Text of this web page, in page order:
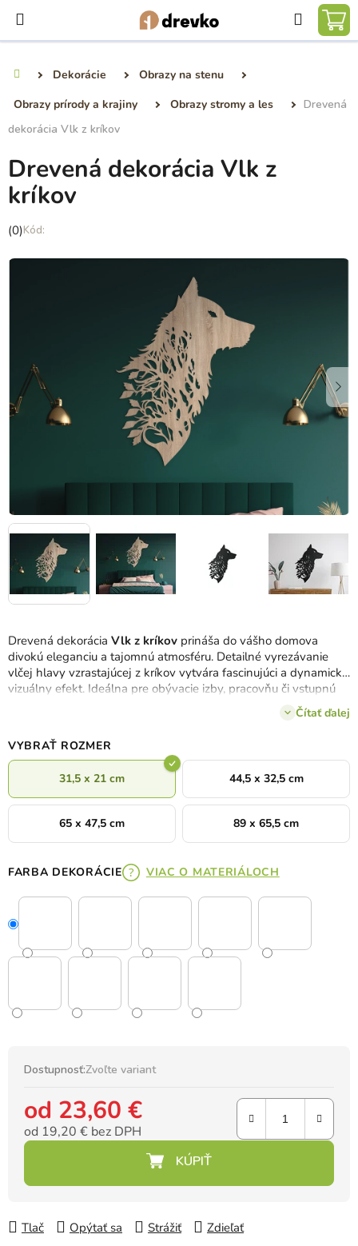
obsah
Hľadať
Dekorácie
Obrazy na stenu
Obrazy prírody a krajiny
Obrazy stromy a les
Drevená
dekorácia Vlk z kríkov
Drevená dekorácia Vlk z kríkov prináša do vášho domova
divokú eleganciu a tajomnú atmosféru. Detailné vyrezávanie
vlčej hlavy vzrastajúcej z kríkov vytvára fascinujúci a dynamický
vizuálny efekt. Ideálna pre obývacie izby, pracovňu či vstupnú
príťažlivý charakter.Čítať ďalej
VYBRAŤ ROZMER
31,5 x 21 cm 44,5 x 32,5 cm
65 x 47,5 cm 89 x 65,5 cm
FARBA DEKORÁCIE VIAC O MATERIÁLOCH
Dostupnosť:Zvoľte variant
od 23,60 €
od 19,20 € bez DPH
Tlač Opýtať sa Strážiť Zdieľať
Drevená dekorácia Vlk z
kríkov
Priemerné
produktu
(0)